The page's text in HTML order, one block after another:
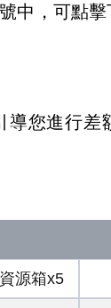
中，可點
您進行差
源箱x5